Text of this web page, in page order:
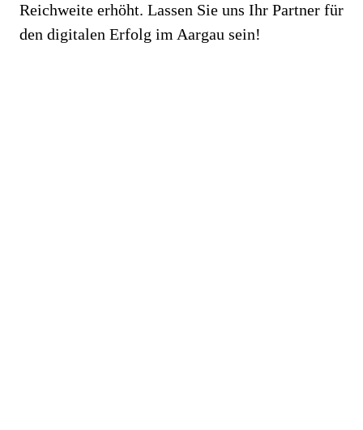
Reichweite erhöht. Lassen Sie uns Ihr Partner für
den digitalen Erfolg im Aargau sein!